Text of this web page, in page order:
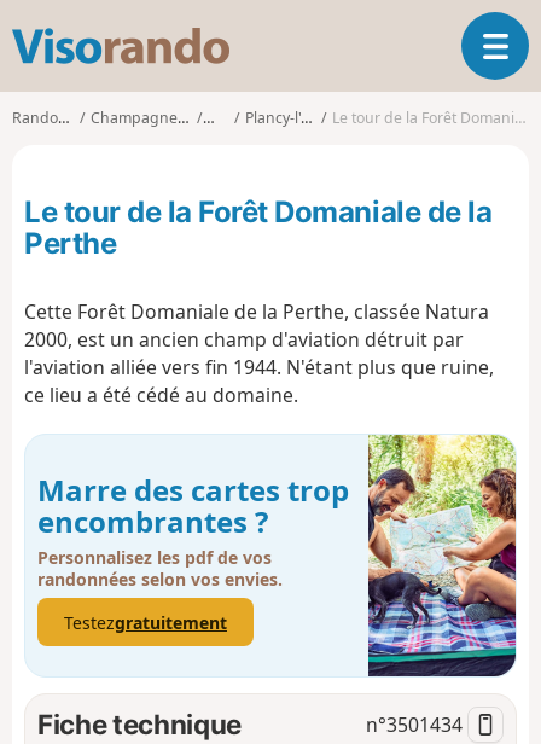
s
o
d
O
u
i
o
n
Randonnées Champagne-Ardenne Aube Plancy-l'Abbaye Le tour de la Forêt Domaniale de la Perthe
Le tour de la Forêt Domaniale de la
Perthe
Cette Forêt Domaniale de la Perthe, classée Natura
2000, est un ancien champ d'aviation détruit par
l'aviation alliée vers fin 1944. N'étant plus que ruine,
ce lieu a été cédé au domaine.
Marre des cartes trop
encombrantes ?
Personnalisez les pdf de vos
randonnées selon vos envies.
Testezgratuitement
Fiche technique n°3501434